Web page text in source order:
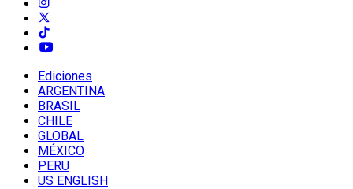
Ediciones
ARGENTINA
BRASIL
CHILE
GLOBAL
MÉXICO
PERU
US ENGLISH